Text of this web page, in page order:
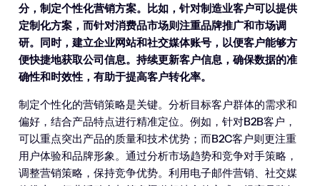
分，制定个性化营销方案。比如，针对制造业客户可以提供
定制化方案，而针对消费品市场则注重品牌推广和市场调
研。同时，建立企业网站和社交媒体账号，以便客户能够方
便快捷地获取公司信息。持续更新客户信息，确保数据的准
确性和时效性，有助于提高客户转化率。
制定个性化的营销策略是关键。分析目标客户群体的需求和
偏好，结合产品特点进行精准定位。例如，针对B2B客户，
可以重点突出产品的质量和技术优势；而B2C客户则更注重
用户体验和品牌形象。通过分析市场趋势和竞争对手策略，
调整营销策略，保持竞争优势。利用电子邮件营销、社交媒